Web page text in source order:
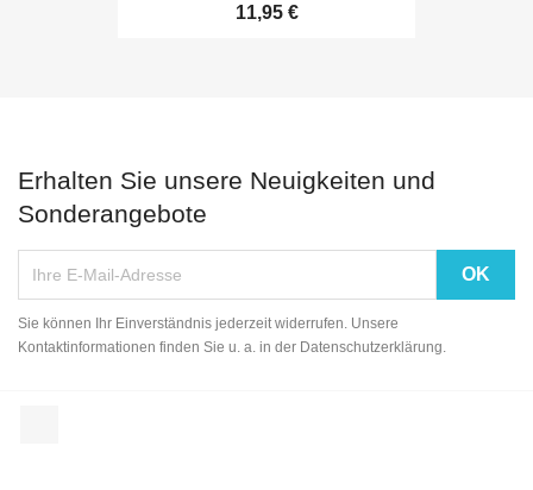
11,95 €
Erhalten Sie unsere Neuigkeiten und
Sonderangebote
Sie können Ihr Einverständnis jederzeit widerrufen. Unsere
Kontaktinformationen finden Sie u. a. in der Datenschutzerklärung.